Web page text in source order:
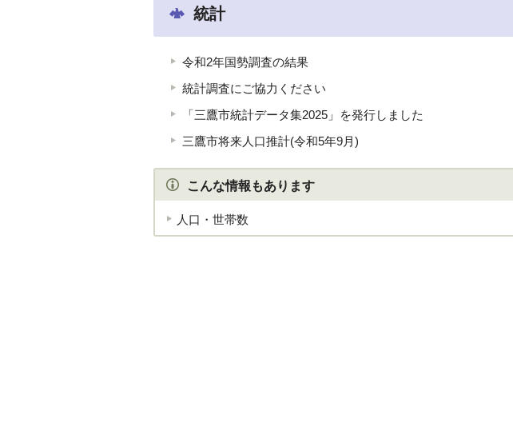
統計
令和2年国勢調査の結果
統計調査にご協力ください
「三鷹市統計データ集2025」を発行しました
三鷹市将来人口推計(令和5年9月)
こんな情報もあります
人口・世帯数